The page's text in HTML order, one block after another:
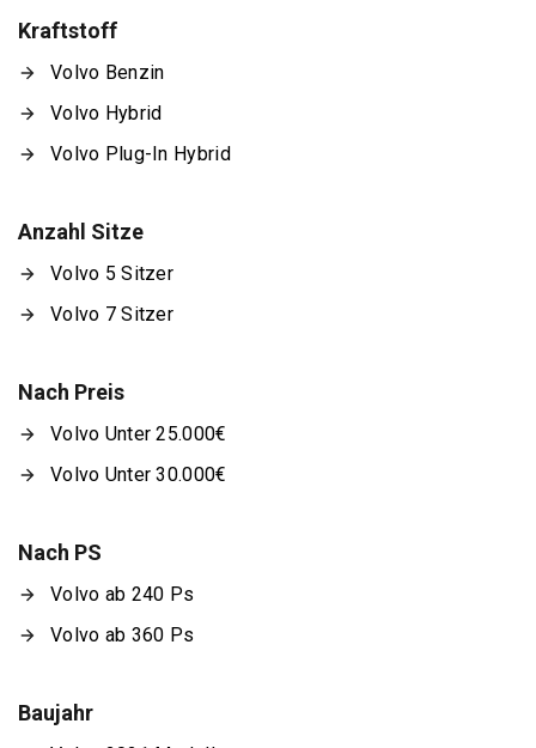
Kraftstoff
Volvo Benzin
Volvo Hybrid
Volvo Plug-In Hybrid
Anzahl Sitze
Volvo 5 Sitzer
Volvo 7 Sitzer
Nach Preis
Volvo Unter 25.000€
Volvo Unter 30.000€
Nach PS
Volvo ab 240 Ps
Volvo ab 360 Ps
Baujahr